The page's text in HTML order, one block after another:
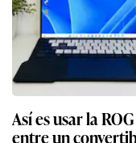
Así es usar la
entre un